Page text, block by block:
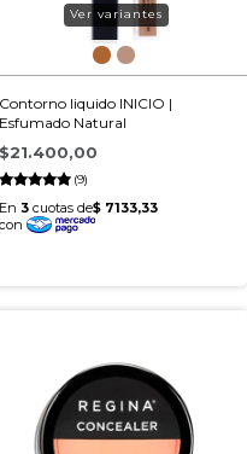
Contorno liquido INICIO |
Esfumado Natural
(9)
$21.400,00
Ver variantes